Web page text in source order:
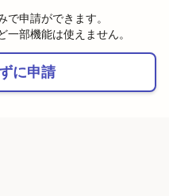
で申請ができます。
部機能は使えません。
に申請